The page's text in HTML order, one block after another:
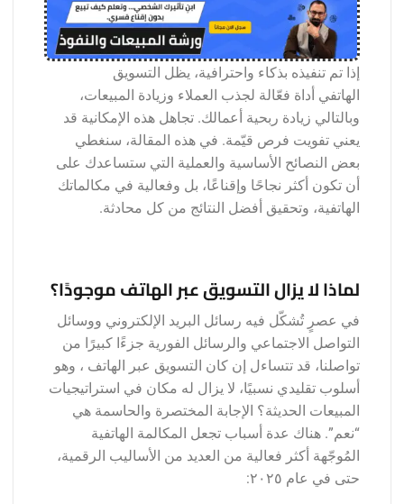
إذا تم تنفيذه بذكاء واحترافية، يظل التسويق
الهاتفي أداة فعّالة لجذب العملاء وزيادة المبيعات،
وبالتالي زيادة ربحية أعمالك. تجاهل هذه الإمكانية قد
يعني تفويت فرص قيّمة. في هذه المقالة، سنغطي
بعض النصائح الأساسية والعملية التي ستساعدك على
أن تكون أكثر نجاحًا وإقناعًا، بل وفعالية في مكالماتك
الهاتفية، وتحقيق أفضل النتائج من كل محادثة.
لماذا لا يزال التسويق عبر الهاتف موجودًا؟
في عصرٍ تُشكّل فيه رسائل البريد الإلكتروني ووسائل
التواصل الاجتماعي والرسائل الفورية جزءًا كبيرًا من
تواصلنا، قد تتساءل إن كان التسويق عبر الهاتف ، وهو
أسلوب تقليدي نسبيًا، لا يزال له مكان في استراتيجيات
المبيعات الحديثة؟ الإجابة المختصرة والحاسمة هي
“نعم”. هناك عدة أسباب تجعل المكالمة الهاتفية
المُوجّهة أكثر فعالية من العديد من الأساليب الرقمية،
حتى في عام ٢٠٢٥: